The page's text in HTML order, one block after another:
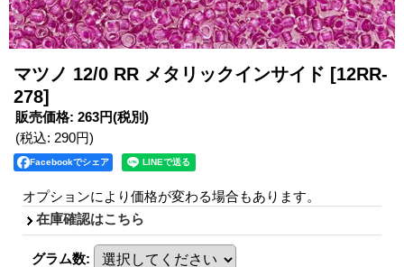
マツノ 12/0 RR メタリックインサイド [12RR-
278]
販売価格: 263円(税別)
(税込: 290円)
Facebookでシェア
オプションにより価格が変わる場合もあります。
在庫確認はこちら
グラム数: